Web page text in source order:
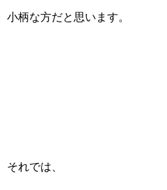
小柄な方だと思います。
それでは、